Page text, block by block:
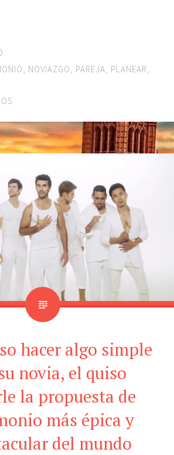
NOVIAZGO PAREJA PLANEAR
hacer algo simple
novia, el quiso
la propuesta de
más épica y
del mundo